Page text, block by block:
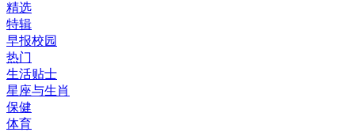
精选
特辑
早报校园
热门
生活贴士
星座与生肖
保健
体育